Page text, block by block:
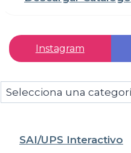
Instagram
Selecciona
una
SAI/UPS Interactivo